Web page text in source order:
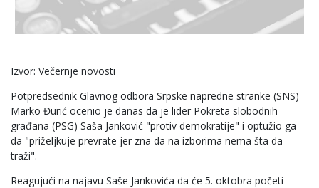
Izvor: Večernje novosti
Potpredsednik Glavnog odbora Srpske napredne stranke (SNS)
Marko Đurić ocenio je danas da je lider Pokreta slobodnih
građana (PSG) Saša Janković "protiv demokratije" i optužio ga
da "priželjkuje prevrate jer zna da na izborima nema šta da
traži".
Reagujući na najavu Saše Jankovića da će 5. oktobra početi